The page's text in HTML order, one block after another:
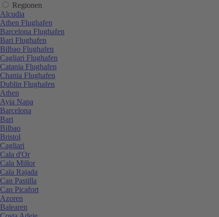
Regionen
Alcudia
Athen Flughafen
Barcelona Flughafen
Bari Flughafen
Bilbao Flughafen
Cagliari Flughafen
Catania Flughafen
Chania Flughafen
Dublin Flughafen
Athen
Ayia Napa
Barcelona
Bari
Bilbao
Bristol
Cagliari
Cala d'Or
Cala Millor
Cala Rajada
Can Pastilla
Can Picafort
Azoren
Balearen